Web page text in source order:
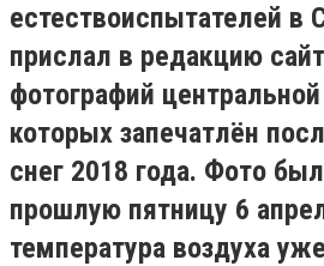
естествоиспытателей в
прислал в редакцию
фотографий
которых запечатлён
снег 2018 года. Фото
прошлую пятницу 6
температура воздуха